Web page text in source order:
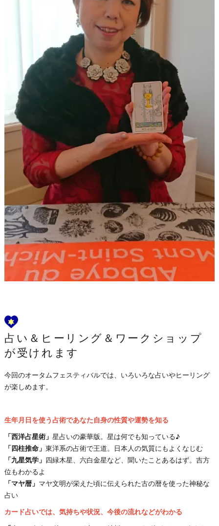
占い＆ヒーリング＆ワークショップ
が受けれます
今回のオータムフェスティバルでは、いろいろな占いやヒーリング
が楽しめます。
生年月日を使う占術であなた自身の性質や運勢を知る
「西洋占星術」 星占いの豪華版。星は何でも知っている♪
「四柱推命」 東洋系の占術で王道。日本人の気質にもよくなじむ
「九星気学」 四緑木星、六白金星など、聞いたことあるはず。吉方
位もわかるよ
「マヤ暦」 マヤ文明が栄えた頃に伝えられた古の暦を使った神秘な
占い
カード占いでは、気持ちや状況、今後の流れなどがわかる